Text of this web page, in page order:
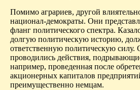
Помимо аграриев, другой
национал-демократы. Они
фланг политического спектра.
долгую политиче­скую историю,
ответственную политическую силу.
проводились действия,
например, проведенная после
акционерных капиталов
преимущественно немцам.